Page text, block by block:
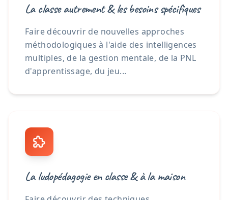
La classe autrement & les besoins spécifiques
Faire découvrir de nouvelles approches
méthodologiques à l'aide des intelligences
multiples, de la gestion mentale, de la PNL
d'apprentissage, du jeu...
La ludopédagogie en classe & à la maison